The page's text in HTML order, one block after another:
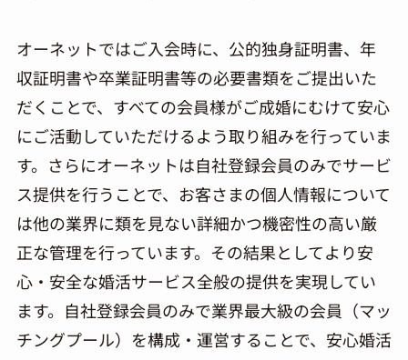
オーネットではご入会時に、公的独身証明書、年
収証明書や卒業証明書等の必要書類をご提出いた
だくことで、すべての会員様がご成婚にむけて安心
にご活動していただけるよう取り組みを行っていま
す。さらにオーネットは自社登録会員のみでサービ
ス提供を行うことで、お客さまの個人情報について
は他の業界に類を見ない詳細かつ機密性の高い厳
正な管理を行っています。その結果としてより安
心・安全な婚活サービス全般の提供を実現してい
ます。自社登録会員のみで業界最大級の会員（マッ
チングプール）を構成・運営することで、安心婚活